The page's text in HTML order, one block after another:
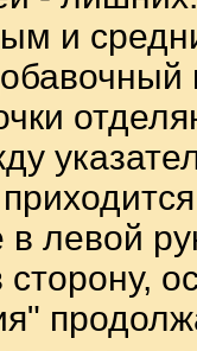
и
левой